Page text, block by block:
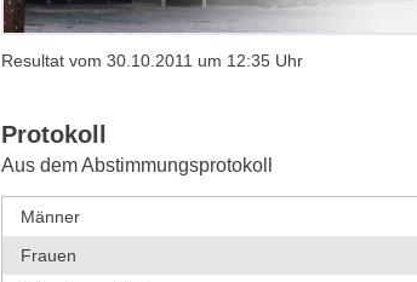
Resultat vom 30.10.2011 um 12:35 Uhr
Protokoll
Aus dem Abstimmungsprotokoll
Männer
Frauen